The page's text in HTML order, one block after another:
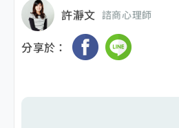
許瀞文 諮商心理師
分享於：